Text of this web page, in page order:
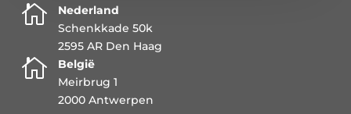

Nederland
Schenkkade 50k
2595 AR Den Haag

België
Meirbrug 1
2000 Antwerpen